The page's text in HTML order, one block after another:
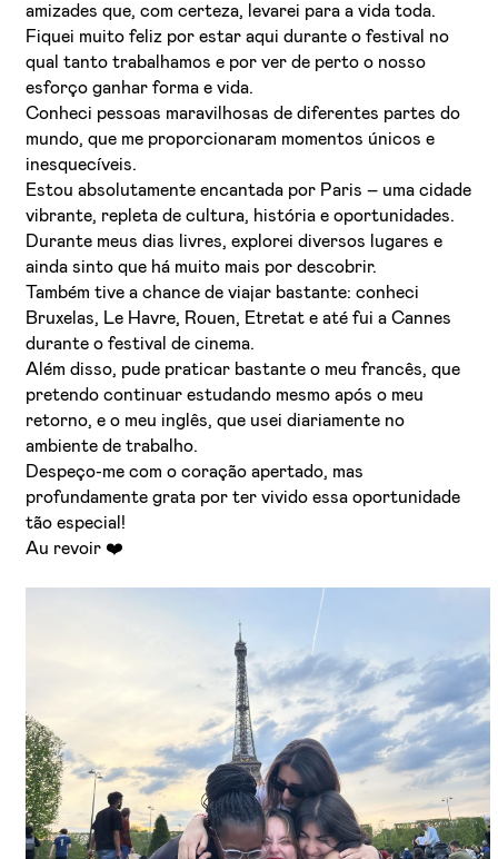
amizades que, com certeza, levarei para a vida toda.
Fiquei muito feliz por estar aqui durante o festival no
qual tanto trabalhamos e por ver de perto o nosso
esforço ganhar forma e vida.
Conheci pessoas maravilhosas de diferentes partes do
mundo, que me proporcionaram momentos únicos e
inesquecíveis.
Estou absolutamente encantada por Paris – uma cidade
vibrante, repleta de cultura, história e oportunidades.
Durante meus dias livres, explorei diversos lugares e
ainda sinto que há muito mais por descobrir.
Também tive a chance de viajar bastante: conheci
Bruxelas, Le Havre, Rouen, Etretat e até fui a Cannes
durante o festival de cinema.
Além disso, pude praticar bastante o meu francês, que
pretendo continuar estudando mesmo após o meu
retorno, e o meu inglês, que usei diariamente no
ambiente de trabalho.
Despeço-me com o coração apertado, mas
profundamente grata por ter vivido essa oportunidade
tão especial!
Au revoir ❤️